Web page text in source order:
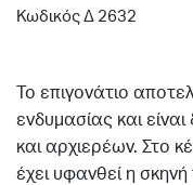
Κωδικός Δ 2632
Το επιγονάτιο
ενδυμασίας και
και αρχιερέων. Στο
έχει υφανθεί η